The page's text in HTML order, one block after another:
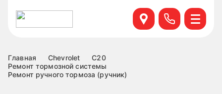
Севастопольский пр. 95 б, к.6
+7 499 495-45-76
+7 499 460-63-34
ул. Удальцова, 60, к.1
Главная Chevrolet
C20
Ремонт тормозной системы
Ремонт ручного тормоза (ручник)